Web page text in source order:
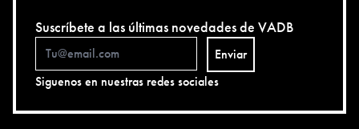
Suscríbete a las últimas novedades de VADB
Enviar
Siguenos en nuestras redes sociales